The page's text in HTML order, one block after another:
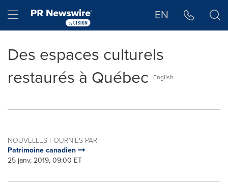
Hamburger menu EN
Des espaces culturels
restaurés à Québec
English
NOUVELLES FOURNIES PAR
Patrimoine canadien
25 janv, 2019, 09:00 ET